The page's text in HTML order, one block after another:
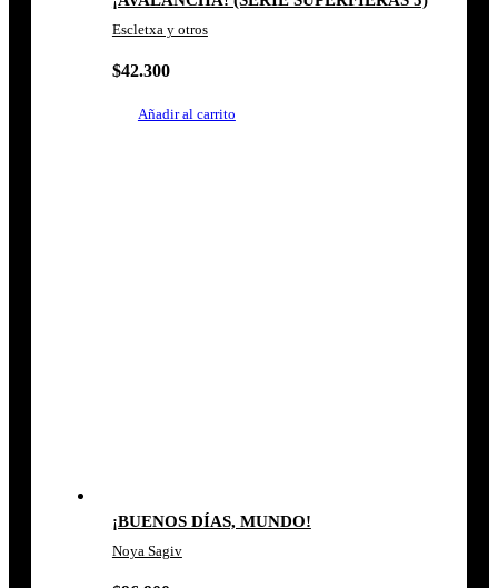
Escletxa y otros
$42.300
Añadir al carrito
¡BUENOS DÍAS, MUNDO!
Noya Sagiv